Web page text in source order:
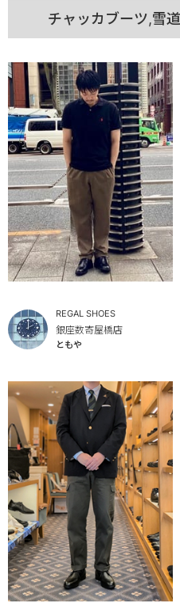
チャッカブーツ,雪
REGAL SHOES
銀座数寄屋橋店
ともや